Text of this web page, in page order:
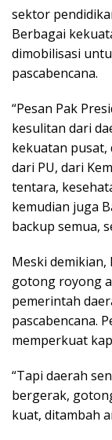
sektor
Berbagai
dimobilisasi
pascabencana.
“Pesan Pak
kesulitan dari
kekuatan pusat,
dari PU, dari
tentara,
kemudian juga
backup semua,
Meski
gotong royong
pemerintah
pascabencana.
memperkuat
“Tapi daerah
bergerak,
kuat, ditambah